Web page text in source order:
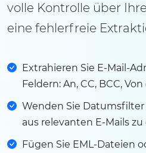
volle Kontrolle über
eine fehlerfreie
Extrahieren Sie E-Mail-
Feldern: An, CC, BCC,
Wenden Sie Datumsfilter
aus relevanten E-Mails
Fügen Sie EML-Dateien